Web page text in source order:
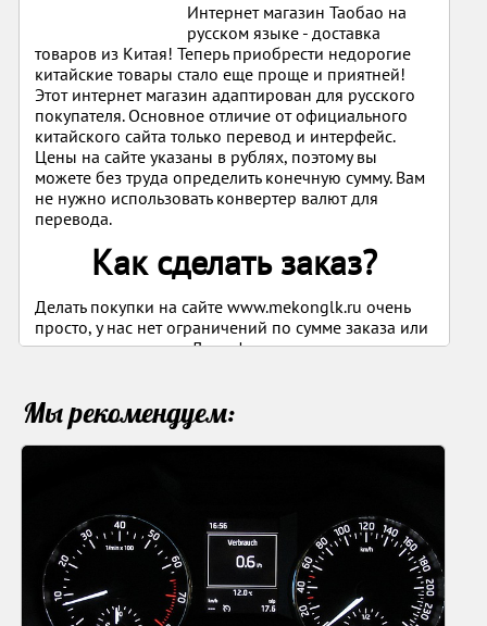
Интернет магазин Таобао на
русском языке - доставка
товаров из Китая! Теперь приобрести недорогие
китайские товары стало еще проще и приятней!
Этот интернет магазин адаптирован для русского
покупателя. Основное отличие от официального
китайского сайта только перевод и интерфейс.
Цены на сайте указаны в рублях, поэтому вы
можете без труда определить конечную сумму. Вам
не нужно использовать конвертер валют для
перевода.
Как сделать заказ?
Делать покупки на сайте www.mekonglk.ru очень
просто, у нас нет ограничений по сумме заказа или
количеству товаров. Для оформления покупки
Зарегистрируйтесь в личном кабинете.
поисковую строку и нажмите "Поиск".
Найденный товар положите в корзину.
Определитесь с тарифом доставки и
подтвердите заказ (при выборе тарифа
воспользуйтесь калькулятором расчета
Мы рекомендуем: